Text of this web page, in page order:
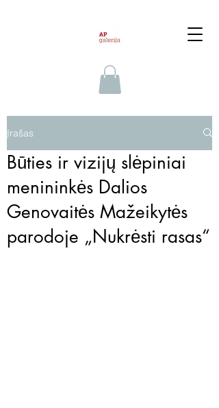
Įrašas
Būties ir vizijų slėpiniai
menininkės Dalios
Genovaitės Mažeikytės
parodoje „Nukrėsti rasas“